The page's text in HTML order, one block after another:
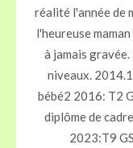
réalité l'année de
l'heureuse
à jamais
niveaux.
bébé2 2016: T2
diplôme de
2023:T9